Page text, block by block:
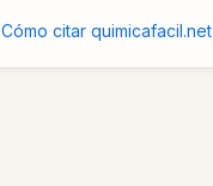
Cómo citar quimicafacil.net